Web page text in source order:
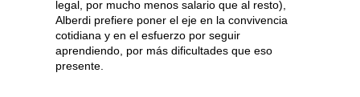
legal, por mucho menos salario que al resto),
Alberdi prefiere poner el eje en la convivencia
cotidiana y en el esfuerzo por seguir
aprendiendo, por más dificultades que eso
presente.